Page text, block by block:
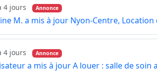
4 jours Annonce
M. a mis à jour Nyon-Centre,
4 jours Annonce
a mis à jour A louer : salle de